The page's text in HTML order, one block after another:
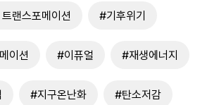
랜스포메이션 #기후위기
이션 #이퓨얼 #재생에너지
#지구온난화 #탄소저감